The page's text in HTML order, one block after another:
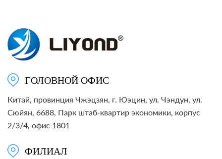
ГОЛОВНОЙ ОФИС
Китай, провинция Чжэцзян, г. Юэцин, ул. Чэндун, ул.
Сюйян, 6688, Парк штаб-квартир экономики, корпус
2/3/4, офис 1801
ФИЛИАЛ